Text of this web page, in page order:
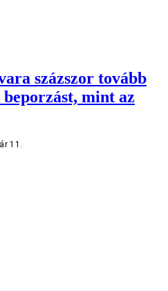
százszor tovább
mint az
11.